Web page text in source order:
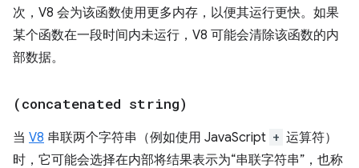
次，V8 会为该函数使用更多内存，以便其运行更快。如果
某个函数在一段时间内未运行，V8 可能会清除该函数的内
部数据。
(concatenated string)
当 V8 串联两个字符串（例如使用 JavaScript + 运算符）
时，它可能会选择在内部将结果表示为“串联字符串”，也称